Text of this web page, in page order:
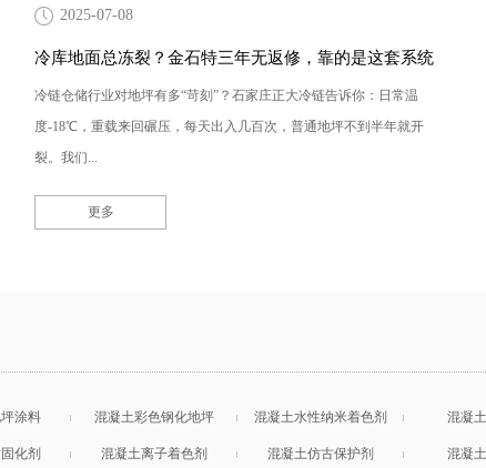
2025-07-08
冷库地面总冻裂？金石特三年无返修，靠的是这套系统
冷链仓储行业对地坪有多“苛刻”？石家庄正大冷链告诉你：日常温
度-18℃，重载来回碾压，每天出入几百次，普通地坪不到半年就开
裂。我们...
更多
涂料 混凝土彩色钢化地坪 混凝土水性纳米着色剂 混凝
化剂 混凝土离子着色剂 混凝土仿古保护剂 混凝